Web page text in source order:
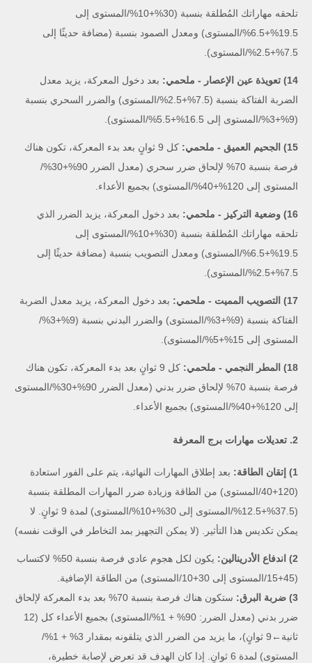
تلحقه مهاراتك المُطلقة بنسبة (30%+10%/المستوى إلى
19.5%+6.5%/المستوى) ومعدل الصمود بنسبة (مضافة حديثًا إلى
7.5%+2.5%/المستوى).
14) تعويذة عين الإعصار - ملحمي:
بعد دخول المعركة، يزيد معدل
الضربة الفتاكة بنسبة (7.5%+2.5%/المستوى) والضرر السحري بنسبة
(9%+3%/المستوى إلى 16.5%+5.5%/المستوى).
15) الجحيم العميق - ملحمي:
كل 9 ثوانٍ بعد بدء المعركة، تكون هناك
فرصة بنسبة 70% لإلحاق ضرر سحري (معدل الضرر 90%+30%/
المستوى إلى 120%+40%/المستوى) بجميع الأعداء.
16) وضعية التركيز - ملحمي:
بعد دخول المعركة، يزيد الضرر الذي
تلحقه مهاراتك المُطلقة بنسبة (30%+10%/المستوى إلى
19.5%+6.5%/المستوى) ومعدل التصويب بنسبة (مضافة حديثًا إلى
7.5%+2.5%/المستوى).
17) التصويب المميت - ملحمي:
بعد دخول المعركة، يزيد معدل الضربة
الفتاكة بنسبة (9%+3%/المستوى) والضرر البدني بنسبة (9%+3%/
المستوى إلى 15%+5%/المستوى).
18) المطر النجمي - ملحمي:
كل 9 ثوانٍ بعد بدء المعركة، تكون هناك
فرصة بنسبة 70% لإلحاق ضرر بدني (معدل الضرر 90%+30%/المستوى
إلى 120%+40%/المستوى) بجميع الأعداء.
2. تعديلات مهارات برج المعرفة
1) إتقان الطاقة:
بعد إطلاق المهارات النهائية، يتم على الفور استعادة
(120+40/المستوى) من الطاقة وزيادة ضرر المهارات المطلقة بنسبة
(37.5%+12.5%/المستوى إلى 30%+10%/المستوى) لمدة 9 ثوانٍ. لا
يمكن تكديس هذا التأثير. (لا يمكن التجهيز بمد التخاطر في الوقت نفسه)
2) اندفاع الأدرينالين:
يكون لكل هجوم عادي فرصة بنسبة 50% لاكتساب
(45+15/المستوى إلى 30+10/المستوى) من الطاقة الإضافية.
3) ضربة البرق:
ستكون هناك فرصة بنسبة 70% بعد بدء المعركة لإلحاق
ضرر بدني (معدل الضرر: 90% + 1%/المستوى) بجميع الأعداء كل (12
ثانية←9 ثوانٍ)، ما يزيد من الضرر الذي يتلقونه بمقدار 3% + 1%/
المستوى) لمدة 6 ثوانٍ. إذا كان الهدف قد تعرض لإصابة خطيرة،